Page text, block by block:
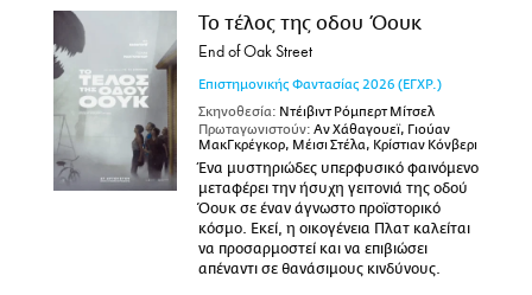
Το τέλος της οδου Όουκ
End of Oak Street
Επιστημονικής Φαντασίας 2026 (ΕΓΧΡ.)
Σκηνοθεσία: Ντέιβιντ Ρόμπερτ Μίτσελ
Πρωταγωνιστούν: Αν Χάθαγουεϊ, Γιούαν
ΜακΓκρέγκορ, Μέισι Στέλα, Κρίστιαν Κόνβερι
Ένα μυστηριώδες υπερφυσικό φαινόμενο
μεταφέρει την ήσυχη γειτονιά της οδού
Όουκ σε έναν άγνωστο προϊστορικό
κόσμο. Εκεί, η οικογένεια Πλατ καλείται
να προσαρμοστεί και να επιβιώσει
απέναντι σε θανάσιμους κινδύνους.